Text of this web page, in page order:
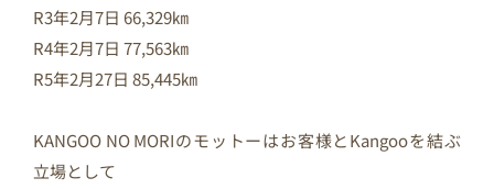
R3年2月7日 66,329㎞
R4年2月7日 77,563㎞
R5年2月27日 85,445㎞
KANGOO NO MORIのモットーはお客様とKangooを結ぶ
立場として